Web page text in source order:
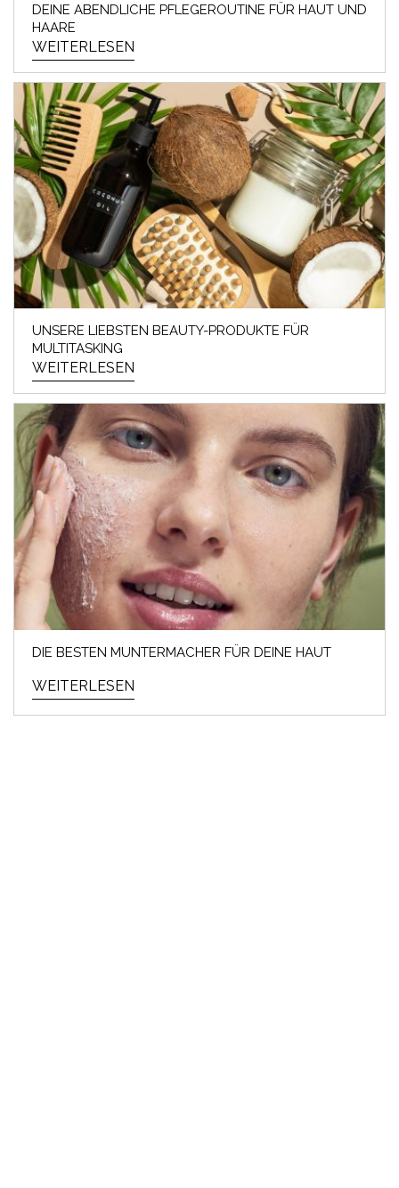
DEINE ABENDLICHE PFLEGEROUTINE FÜR HAUT UND
HAARE
WEITERLESEN
UNSERE LIEBSTEN BEAUTY-PRODUKTE FÜR
MULTITASKING
WEITERLESEN
DIE BESTEN MUNTERMACHER FÜR DEINE HAUT
WEITERLESEN